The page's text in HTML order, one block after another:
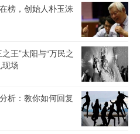
榜，创始人朴玉洙
王”太阳与“万民之
场
析：教你如何回复